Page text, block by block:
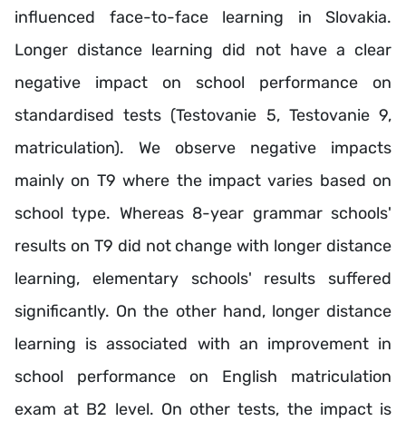
influenced face-to-face learning in Slovakia.
Longer distance learning did not have a clear
negative impact on school performance on
standardised tests (Testovanie 5, Testovanie 9,
matriculation). We observe negative impacts
mainly on T9 where the impact varies based on
school type. Whereas 8-year grammar schools'
results on T9 did not change with longer distance
learning, elementary schools' results suffered
significantly. On the other hand, longer distance
learning is associated with an improvement in
school performance on English matriculation
exam at B2 level. On other tests, the impact is